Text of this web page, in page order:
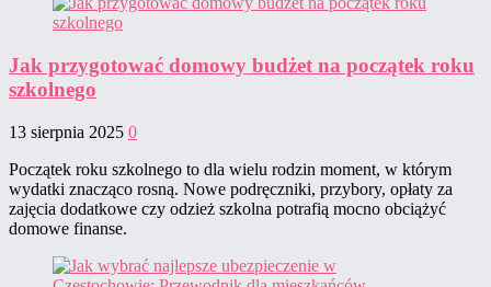
Jak przygotować domowy budżet na początek roku
szkolnego
13 sierpnia 2025 0
Początek roku szkolnego to dla wielu rodzin moment, w którym
wydatki znacząco rosną. Nowe podręczniki, przybory, opłaty za
zajęcia dodatkowe czy odzież szkolna potrafią mocno obciążyć
domowe finanse.